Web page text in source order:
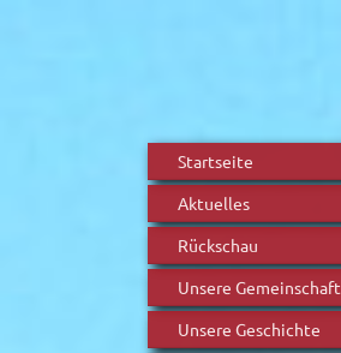
Startseite
Aktuelles
Rückschau
Unsere Gemeinschaft
Unsere Geschichte